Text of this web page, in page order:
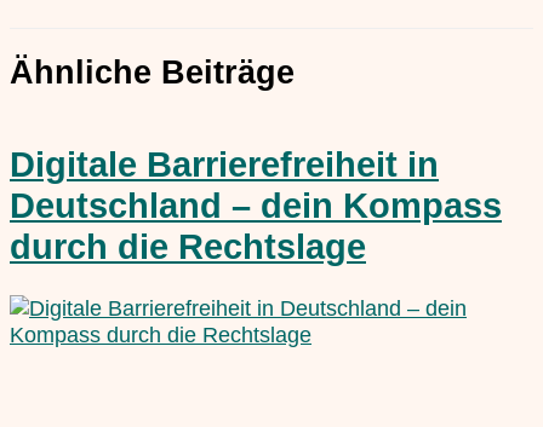
Ähnliche Beiträge
Digitale Barrierefreiheit in
Deutschland – dein Kompass
durch die Rechtslage